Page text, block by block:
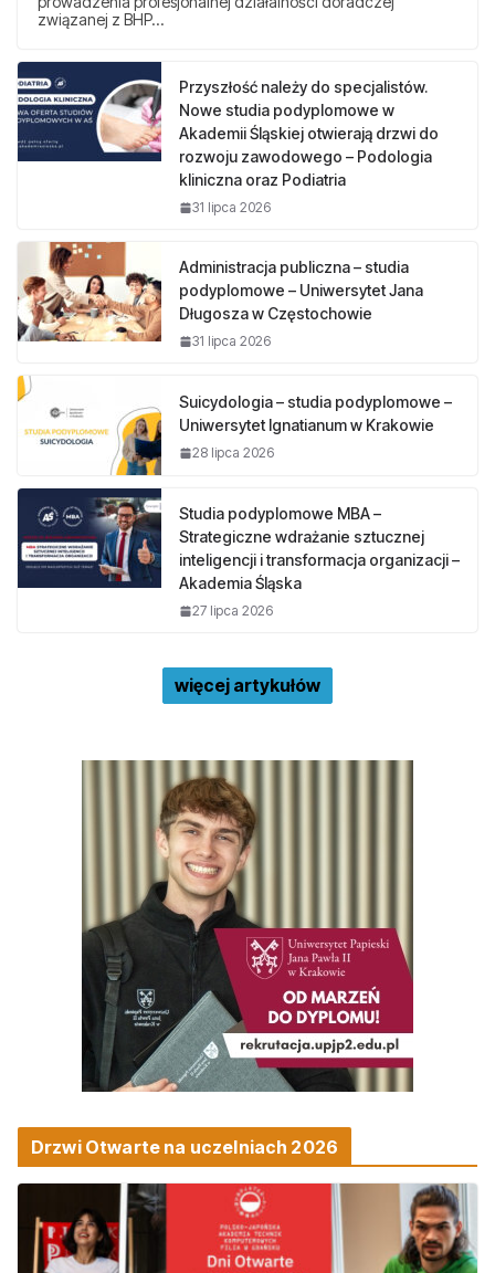
związanej z BHP…
Przyszłość należy do specjalistów.
Nowe studia podyplomowe w
Akademii Śląskiej otwierają drzwi do
rozwoju zawodowego – Podologia
kliniczna oraz Podiatria
31 lipca 2026
Administracja publiczna – studia
podyplomowe – Uniwersytet Jana
Długosza w Częstochowie
31 lipca 2026
Suicydologia – studia podyplomowe –
Uniwersytet Ignatianum w Krakowie
28 lipca 2026
Studia podyplomowe MBA –
Strategiczne wdrażanie sztucznej
inteligencji i transformacja organizacji –
Akademia Śląska
27 lipca 2026
więcej artykułów
Drzwi Otwarte na uczelniach 2026